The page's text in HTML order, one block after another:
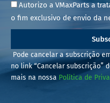
Autorizo a VMaxParts a
o fim exclusivo de envio da
Pode cancelar a subscrição
no link “Cancelar subscrição”
mais na nossa Política de